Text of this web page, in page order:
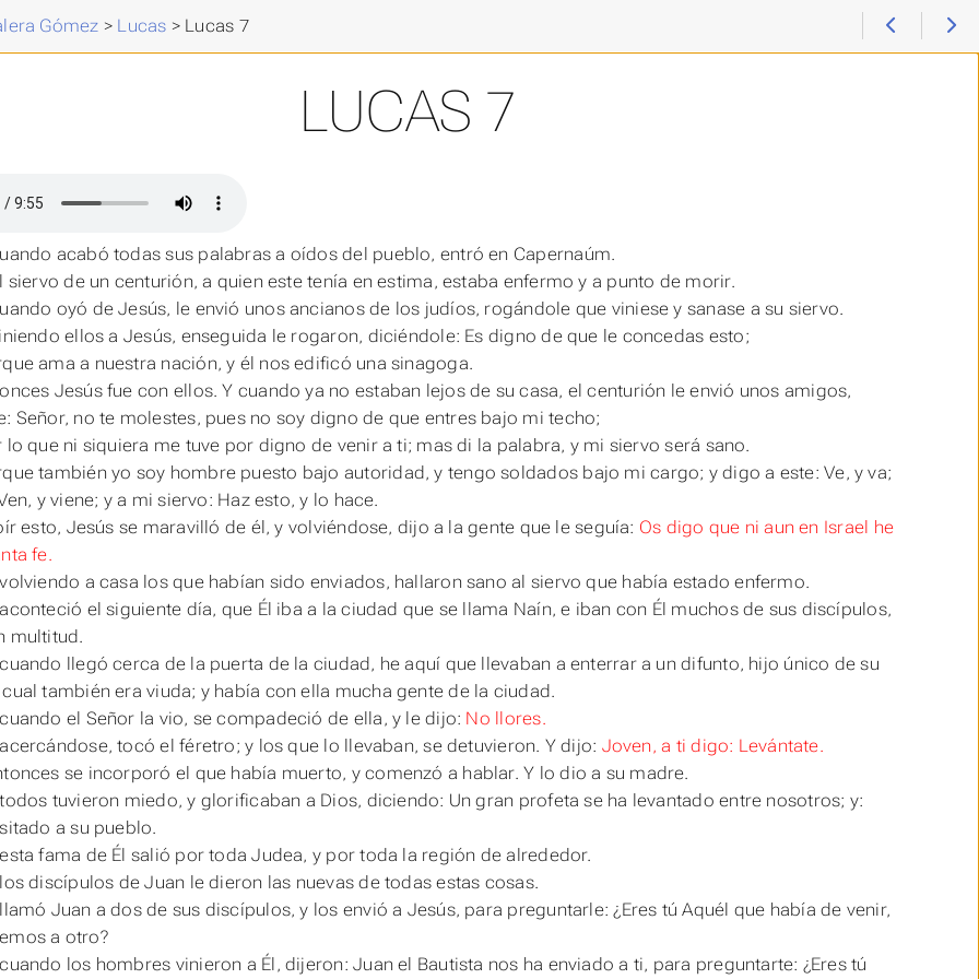
Gómez > Lucas > Lucas 7
LUCAS 7
acabó todas sus palabras a oídos del pueblo, entró en Capernaúm.
siervo de un centurión, a quien este tenía en estima, estaba enfermo y a punto de morir.
oyó de Jesús, le envió unos ancianos de los judíos, rogándole que viniese y sanase a su siervo.
ellos a Jesús, enseguida le rogaron, diciéndole: Es digno de que le concedas esto;
ama a nuestra nación, y él nos edificó una sinagoga.
Jesús fue con ellos. Y cuando ya no estaban lejos de su casa, el centurión le envió unos amigos,
Señor, no te molestes, pues no soy digno de que entres bajo mi techo;
lo que ni siquiera me tuve por digno de venir a ti; mas di la palabra, y mi siervo será sano.
también yo soy hombre puesto bajo autoridad, y tengo soldados bajo mi cargo; y digo a este: Ve, y va;
y viene; y a mi siervo: Haz esto, y lo hace.
esto, Jesús se maravilló de él, y volviéndose, dijo a la gente que le seguía: Os digo que ni aun en Israel he
fe.
a casa los que habían sido enviados, hallaron sano al siervo que había estado enfermo.
el siguiente día, que Él iba a la ciudad que se llama Naín, e iban con Él muchos de sus discípulos,
multitud.
llegó cerca de la puerta de la ciudad, he aquí que llevaban a enterrar a un difunto, hijo único de su
también era viuda; y había con ella mucha gente de la ciudad.
el Señor la vio, se compadeció de ella, y le dijo: No llores.
tocó el féretro; y los que lo llevaban, se detuvieron. Y dijo: Joven, a ti digo: Levántate.
se incorporó el que había muerto, y comenzó a hablar. Y lo dio a su madre.
todos tuvieron miedo, y glorificaban a Dios, diciendo: Un gran profeta se ha levantado entre nosotros; y:
a su pueblo.
fama de Él salió por toda Judea, y por toda la región de alrededor.
discípulos de Juan le dieron las nuevas de todas estas cosas.
Juan a dos de sus discípulos, y los envió a Jesús, para preguntarle: ¿Eres tú Aquél que había de venir,
a otro?
los hombres vinieron a Él, dijeron: Juan el Bautista nos ha enviado a ti, para preguntarte: ¿Eres tú